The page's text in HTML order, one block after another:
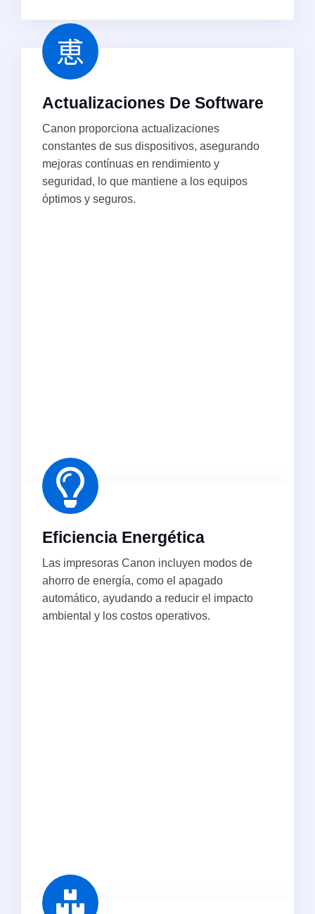
Actualizaciones De Software
Canon proporciona actualizaciones
constantes de sus dispositivos, asegurando
mejoras contínuas en rendimiento y
seguridad, lo que mantiene a los equipos
óptimos y seguros.
Eficiencia Energética
Las impresoras Canon incluyen modos de
ahorro de energía, como el apagado
automático, ayudando a reducir el impacto
ambiental y los costos operativos.